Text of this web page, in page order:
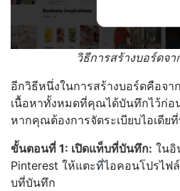
วิธีการสร้างบอร์ดจ
อีกวิธีหนึ่งในการสร้างบอร์ดคือจ
เนื้อหาทั้งหมดที่คุณได้บันทึกไว้ก่
หากคุณต้องการจัดระเบียบไอเดีย
ขั้นตอนที่ 1: เปิดแท็บที่บันทึก: ในอิ
Pinterest ให้แตะที่ไอคอนโปรไฟ
บที่บันทึก